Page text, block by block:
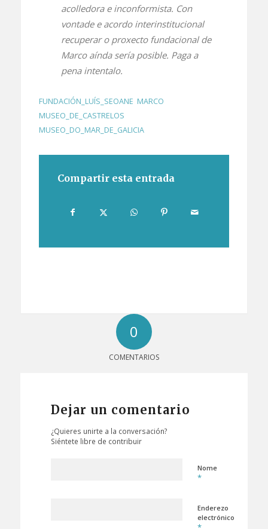
acolledora e inconformista. Con
vontade e acordo interinstitucional
recuperar o proxecto fundacional de
Marco aínda sería posible. Paga a
pena intentalo.
FUNDACIÓN_LUÍS_SEOANE MARCO
MUSEO_DE_CASTRELOS
MUSEO_DO_MAR_DE_GALICIA
Compartir esta entrada
0
COMENTARIOS
Dejar un comentario
¿Quieres unirte a la conversación?
Siéntete libre de contribuir
Nome
*
Enderezo
electrónico